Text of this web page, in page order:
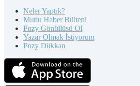
Neler Yaptık?
Mutlu Haber Bülteni
Pozy Gönüllüsü Ol
Yazar Olmak İstiyorum
Pozy Dükkan